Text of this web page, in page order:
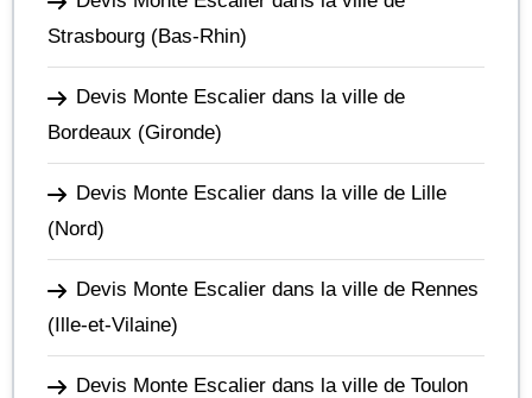
Strasbourg (Bas-Rhin)
Devis Monte Escalier dans la ville de
Bordeaux (Gironde)
Devis Monte Escalier dans la ville de Lille
(Nord)
Devis Monte Escalier dans la ville de Rennes
(Ille-et-Vilaine)
Devis Monte Escalier dans la ville de Toulon